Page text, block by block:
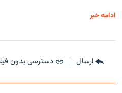
ادامه خبر
ارسال دسترسی بدون